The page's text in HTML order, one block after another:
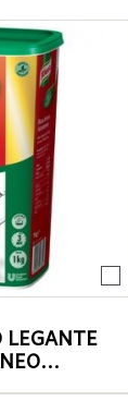
LEGANTE